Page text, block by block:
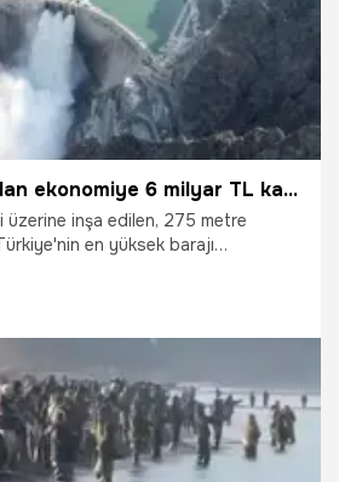
Yusufeli Barajı'ndan ekonomiye 6 milyar TL katkı
inşa edilen, 275 metre
en yüksek barajı
içerisinde. Bunların en
Barajı. Yusufeli Barajı, bugün
dünyanın en yüksek 5'inci